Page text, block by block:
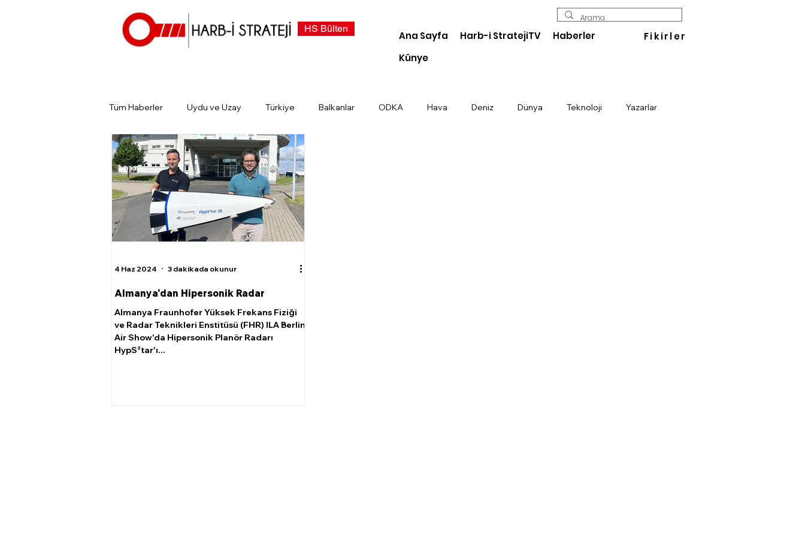
HS Bülten
Ana Sayfa Harb-i StratejiTV
Haberler
Künye
Fikirler
Tüm Haberler Uydu ve Uzay Türkiye Balkanlar ODKA Hava Deniz Dünya Teknoloji Yazarlar
Günün Gündemi Tarihin Gündemi
Almanya'dan Hipersonik Radar
Almanya Fraunhofer Yüksek Frekans Fiziği
ve Radar Teknikleri Enstitüsü (FHR) ILA Berlin
Air Show'da Hipersonik Planör Radarı
HypS²tar'ı...
4 Haz 2024 3 dakikada okunur